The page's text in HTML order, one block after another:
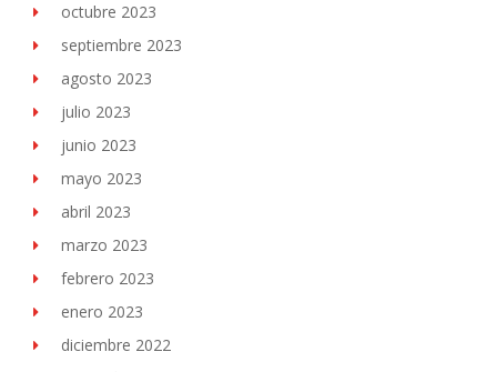
octubre 2023
septiembre 2023
agosto 2023
julio 2023
junio 2023
mayo 2023
abril 2023
marzo 2023
febrero 2023
enero 2023
diciembre 2022